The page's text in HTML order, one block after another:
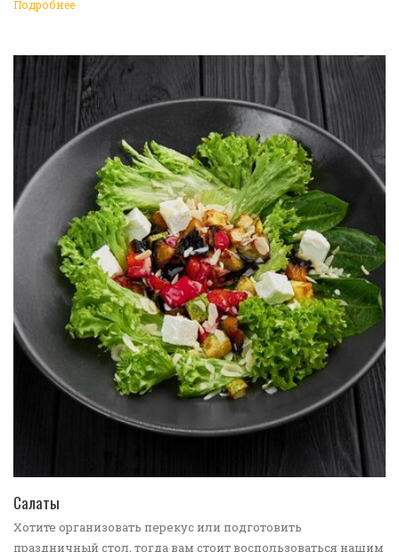
Подробнее
Салаты
Хотите организовать перекус или подготовить
праздничный стол, тогда вам стоит воспользоваться нашим